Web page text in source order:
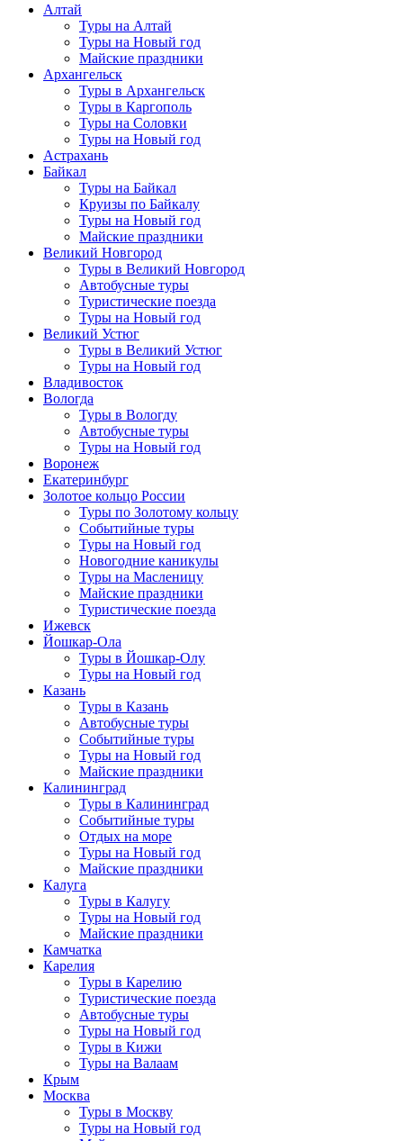
Алтай
Туры на Алтай
Туры на Новый год
Майские праздники
Архангельск
Туры в Архангельск
Туры в Каргополь
Туры на Соловки
Туры на Новый год
Астрахань
Байкал
Туры на Байкал
Круизы по Байкалу
Туры на Новый год
Майские праздники
Великий Новгород
Туры в Великий Новгород
Автобусные туры
Туристические поезда
Туры на Новый год
Великий Устюг
Туры в Великий Устюг
Туры на Новый год
Владивосток
Вологда
Туры в Вологду
Автобусные туры
Туры на Новый год
Воронеж
Екатеринбург
Золотое кольцо России
Туры по Золотому кольцу
Событийные туры
Туры на Новый год
Новогодние каникулы
Туры на Масленицу
Майские праздники
Туристические поезда
Ижевск
Йошкар-Ола
Туры в Йошкар-Олу
Туры на Новый год
Казань
Туры в Казань
Автобусные туры
Событийные туры
Туры на Новый год
Майские праздники
Калининград
Туры в Калининград
Событийные туры
Отдых на море
Туры на Новый год
Майские праздники
Калуга
Туры в Калугу
Туры на Новый год
Майские праздники
Камчатка
Карелия
Туры в Карелию
Туристические поезда
Автобусные туры
Туры на Новый год
Туры в Кижи
Туры на Валаам
Крым
Москва
Туры в Москву
Туры на Новый год